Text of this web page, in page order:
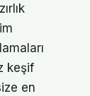
keşif
en